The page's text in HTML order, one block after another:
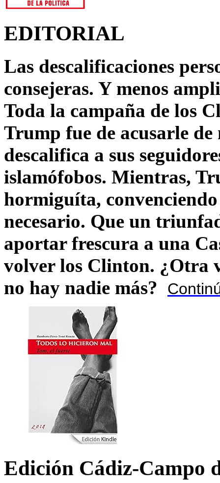
EDITORIAL
Las descalificaciones
consejeras. Y menos
Toda la campaña de los
Trump fue de acusarle
descalifica a sus
islamófobos. Mientras,
hormiguíta,
necesario. Que un
aportar frescura a una
volver los Clinton. ¿Otra
no hay nadie más?
Edición Cádiz-Campo